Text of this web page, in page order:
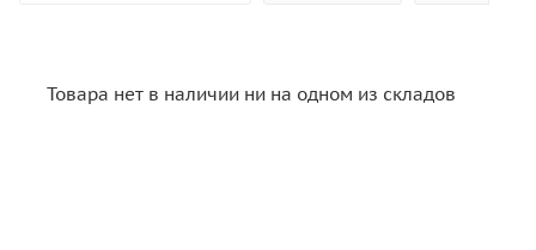
Товара нет в наличии ни на одном из складов